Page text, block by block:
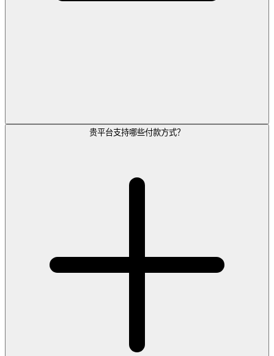
贵平台支持哪些付款方式？